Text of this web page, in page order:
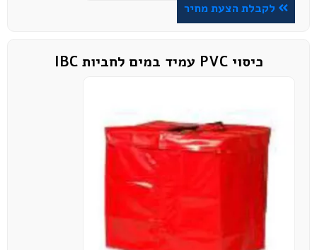
לקבלת הצעת מחיר
כיסוי PVC עמיד במים לחביות IBC